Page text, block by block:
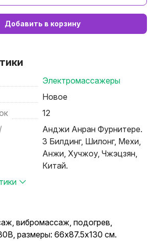
Добавить в корзину
Электромассажеры
Новое
12
Анджи Анран Фурнитере.
3 Билдинг, Шилонг, Мехи,
Анжи, Хучжоу, Чжэцзян,
Китай.
вибромассаж, подогрев,
размеры: 66x87.5x130 см.